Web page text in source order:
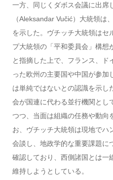
一方、同じくダボス会議に出席
（Aleksandar Vučić）大統領は
を示した。ヴチッチ大統領はセ
プ大統領の「平和委員会」構想
と指摘した上で、フランス、ド
った欧州の主要国や中国が参
は単純ではないとの認識を示し
会が国連に代わる並行機関とし
つつ、当面は組織の任務や動向
お、ヴチッチ大統領は現地でハ
会談し、地政学的な重要課題に
確認しており、西側諸国とは一
維持しようとしている。